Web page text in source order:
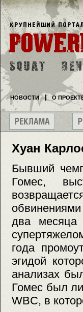
Хуан
Бывший
Гомес,
два месяца
года
эгидой
анализах
Гомес был
WBC, в
НОВОСТИ О